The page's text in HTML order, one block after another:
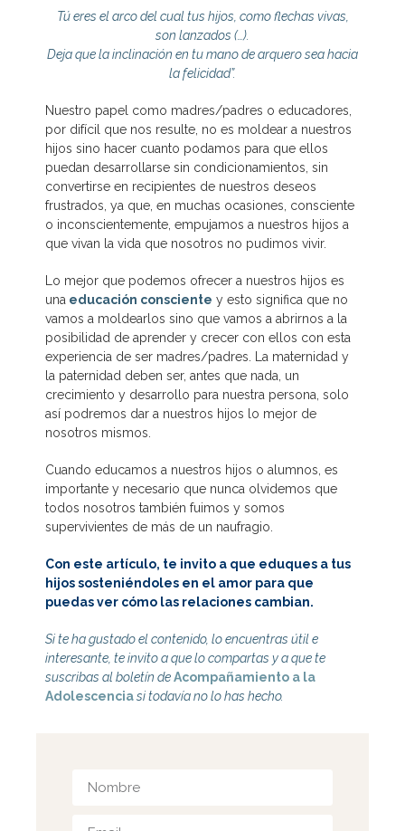
Tú eres el arco del cual tus hijos, como flechas vivas,
son lanzados (…).
Deja que la inclinación en tu mano de arquero sea hacia
la felicidad”.
Nuestro papel como madres/padres o educadores,
por difícil que nos resulte, no es moldear a nuestros
hijos sino hacer cuanto podamos para que ellos
puedan desarrollarse sin condicionamientos, sin
convertirse en recipientes de nuestros deseos
frustrados, ya que, en muchas ocasiones, consciente
o inconscientemente, empujamos a nuestros hijos a
que vivan la vida que nosotros no pudimos vivir.
Lo mejor que podemos ofrecer a nuestros hijos es
una educación consciente y esto significa que no
vamos a moldearlos sino que vamos a abrirnos a la
posibilidad de aprender y crecer con ellos con esta
experiencia de ser madres/padres. La maternidad y
la paternidad deben ser, antes que nada, un
crecimiento y desarrollo para nuestra persona, solo
así podremos dar a nuestros hijos lo mejor de
nosotros mismos.
Cuando educamos a nuestros hijos o alumnos, es
importante y necesario que nunca olvidemos que
todos nosotros también fuimos y somos
supervivientes de más de un naufragio.
Con este artículo, te invito a que eduques a tus
hijos sosteniéndoles en el amor para que
puedas ver cómo las relaciones cambian.
Si te ha gustado el contenido, lo encuentras útil e
interesante, te invito a que lo compartas y a que te
suscribas al boletín deAcompañamiento a la
Adolescenciasi todavía no lo has hecho.